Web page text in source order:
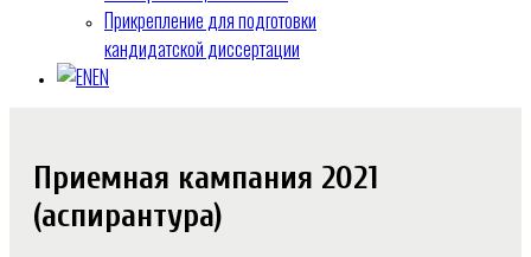
Прикрепление для подготовки
кандидатской диссертации
EN
Приемная кампания 2021
(аспирантура)